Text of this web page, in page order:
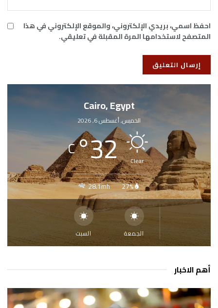
احفظ اسمي، بريدي الإلكتروني، والموقع الإلكتروني في هذا
المتصفح لاستخدامها المرة المقبلة في تعليقي.
Cairo, Egypt
الخميس, أغسطس 6, 2026
Clear
32
°
C
27%
28.1mh
الجمعة السبت
أهم الاخبار